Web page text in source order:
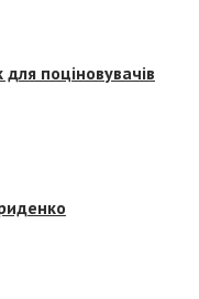
поціновувачів